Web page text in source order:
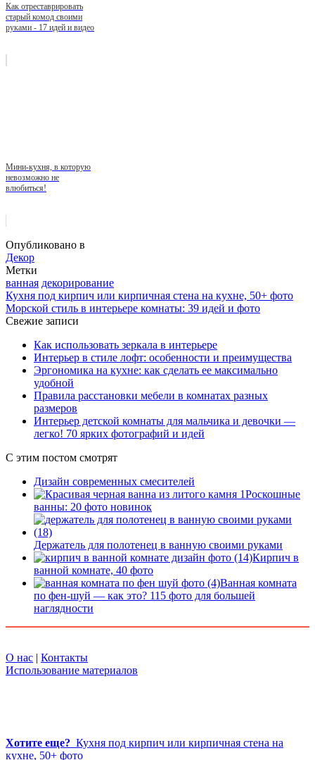
Как отреставрировать
старый комод своими
руками - 17 идей и видео
Мини-кухня, в которую
невозможно не
влюбиться!
Опубликовано в
Декор
Метки
ванная декорирование
Кухня под кирпич или кирпичная стена на кухне, 50+ фото
Морской стиль в интерьере комнаты: 39 идей и фото
Свежие записи
Как использовать зеркала в интерьере
Интерьер в стиле лофт: особенности и преимущества
Эргономика на кухне: как сделать ее максимально
удобной
Правила расстановки мебели в комнатах разных
размеров
Интерьер детской комнаты для мальчика и девочки —
легко! 70 ярких фотографий и идей
С этим постом смотрят
Дизайн современных смесителей
Роскошные
ванны: 20 фото новинок
Держатель для полотенец в ванную своими руками
Кирпич в
ванной комнате, 40 фото
Ванная комната
по фен-шуй — как это? 115 фото для большей
наглядности
О нас | Контакты
Использование материалов
Хотите еще? Кухня под кирпич или кирпичная стена на
кухне, 50+ фото